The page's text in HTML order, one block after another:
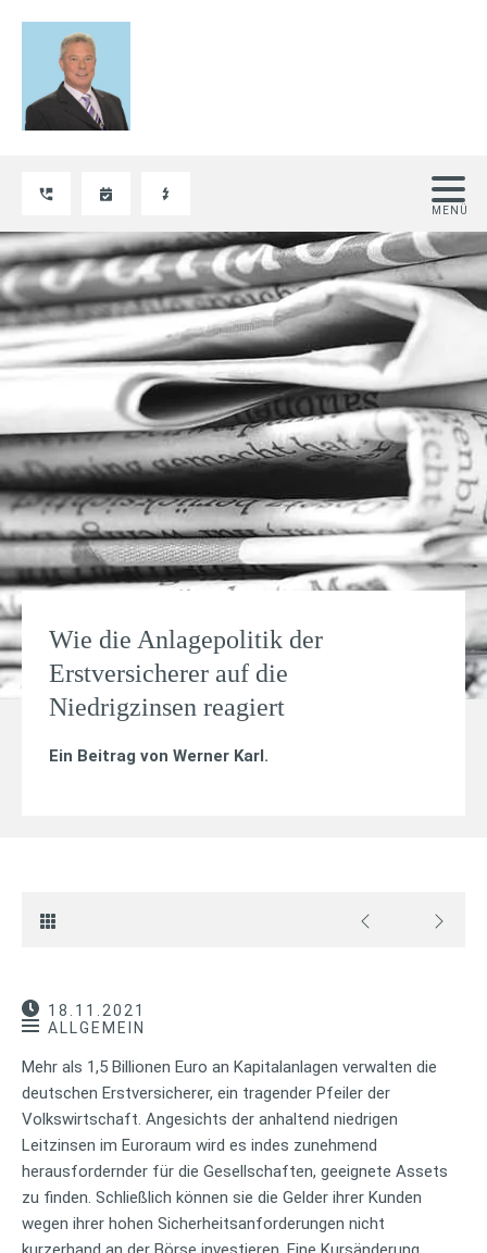
Wie die Anlagepolitik der
Erstversicherer auf die
Niedrigzinsen reagiert
Ein Beitrag von Werner Karl.
18.11.2021
ALLGEMEIN
Mehr als 1,5 Billionen Euro an Kapitalanlagen verwalten die
deutschen Erstversicherer, ein tragender Pfeiler der
Volkswirtschaft. Angesichts der anhaltend niedrigen
Leitzinsen im Euroraum wird es indes zunehmend
herausfordernder für die Gesellschaften, geeignete Assets
zu finden. Schließlich können sie die Gelder ihrer Kunden
wegen ihrer hohen Sicherheitsanforderungen nicht